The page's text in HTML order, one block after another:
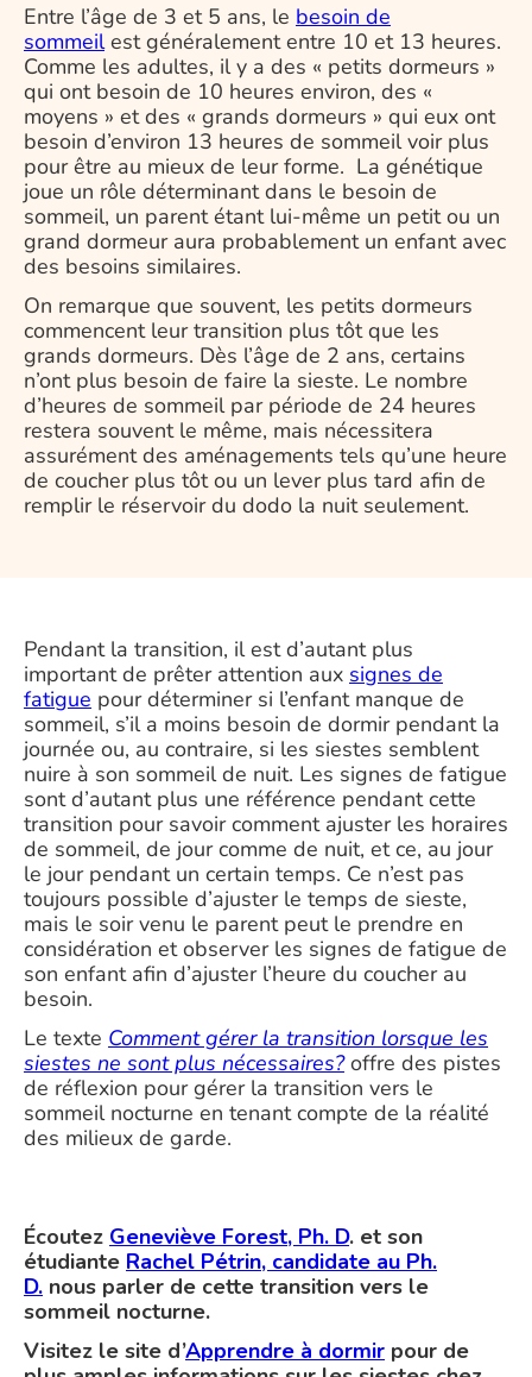
Entre l’âge de 3 et 5 ans, le besoin de
sommeilest généralement entre 10 et 13 heures.
Comme les adultes, il y a des « petits dormeurs »
qui ont besoin de 10 heures environ, des «
moyens » et des « grands dormeurs » qui eux ont
besoin d’environ 13 heures de sommeil voir plus
pour être au mieux de leur forme. La génétique
joue un rôle déterminant dans le besoin de
sommeil, un parent étant lui-même un petit ou un
grand dormeur aura probablement un enfant avec
des besoins similaires.
On remarque que souvent, les petits dormeurs
commencent leur transition plus tôt que les
grands dormeurs. Dès l’âge de 2 ans, certains
n’ont plus besoin de faire la sieste. Le nombre
d’heures de sommeil par période de 24 heures
restera souvent le même, mais nécessitera
assurément des aménagements tels qu’une heure
de coucher plus tôt ou un lever plus tard afin de
remplir le réservoir du dodo la nuit seulement.
Pendant la transition, il est d’autant plus
important de prêter attention aux signes de
fatigue pour déterminer si l’enfant manque de
sommeil, s’il a moins besoin de dormir pendant la
journée ou, au contraire, si les siestes semblent
nuire à son sommeil de nuit. Les signes de fatigue
sont d’autant plus une référence pendant cette
transition pour savoir comment ajuster les horaires
de sommeil, de jour comme de nuit, et ce, au jour
le jour pendant un certain temps. Ce n’est pas
toujours possible d’ajuster le temps de sieste,
mais le soir venu le parent peut le prendre en
considération et observer les signes de fatigue de
son enfant afin d’ajuster l’heure du coucher au
besoin.
Le texte Comment gérer la transition lorsque les
siestes ne sont plus nécessaires?offre des pistes
de réflexion pour gérer la transition vers le
sommeil nocturne en tenant compte de la réalité
des milieux de garde.
Écoutez Geneviève Forest, Ph. D. et son
étudiante Rachel Pétrin, candidate au Ph.
D. nous parler de cette transition vers le
sommeil nocturne.
Visitez le site d’Apprendre à dormir pour de